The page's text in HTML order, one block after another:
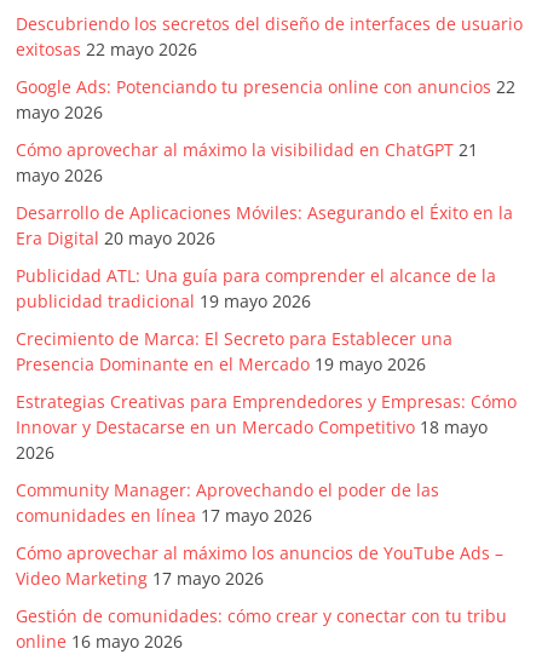
Descubriendo los secretos del diseño de interfaces de usuario
exitosas 22 mayo 2026
Google Ads: Potenciando tu presencia online con anuncios 22
mayo 2026
Cómo aprovechar al máximo la visibilidad en ChatGPT 21
mayo 2026
Desarrollo de Aplicaciones Móviles: Asegurando el Éxito en la
Era Digital 20 mayo 2026
Publicidad ATL: Una guía para comprender el alcance de la
publicidad tradicional 19 mayo 2026
Crecimiento de Marca: El Secreto para Establecer una
Presencia Dominante en el Mercado 19 mayo 2026
Estrategias Creativas para Emprendedores y Empresas: Cómo
Innovar y Destacarse en un Mercado Competitivo 18 mayo
2026
Community Manager: Aprovechando el poder de las
comunidades en línea 17 mayo 2026
Cómo aprovechar al máximo los anuncios de YouTube Ads –
Video Marketing 17 mayo 2026
Gestión de comunidades: cómo crear y conectar con tu tribu
online 16 mayo 2026